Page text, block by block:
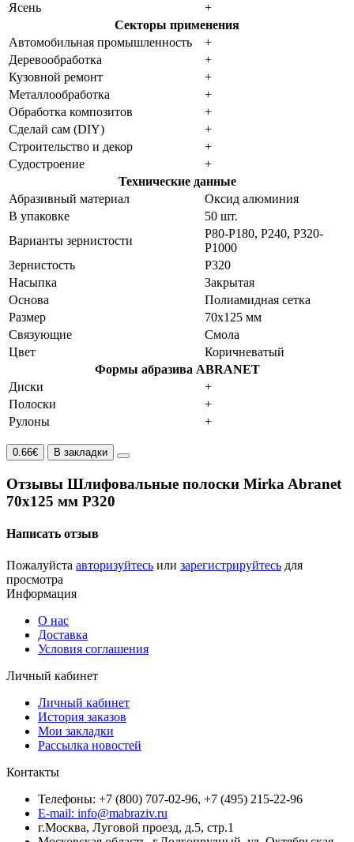
Ясень
+
Секторы применения
Автомобильная промышленность
+
Деревообработка
+
Кузовной ремонт
+
Металлообработка
+
Обработка композитов
+
Сделай сам (DIY)
+
Строительство и декор
+
Судостроение
+
Технические данные
Абразивный материал
Оксид алюминия
В упаковке
50 шт.
Варианты зернистости
P80-P180, P240, P320-
P1000
Зернистость
P320
Насыпка
Закрытая
Основа
Полиамидная сетка
Размер
70x125 мм
Связующие
Смола
Цвет
Коричневатый
Формы абразива ABRANET
Диски
+
Полоски
+
Рулоны
+
0.66€ В закладки
Отзывы Шлифовальные полоски Mirka Abranet
70х125 мм P320
Написать отзыв
Пожалуйста авторизуйтесь или зарегистрируйтесь для
просмотра
Информация
О нас
Доставка
Условия соглашения
Личный кабинет
Личный кабинет
История заказов
Мои закладки
Рассылка новостей
Контакты
Телефоны: +7 (800) 707-02-96, +7 (495) 215-22-96
E-mail: info@mabraziv.ru
г.Москва, Луговой проезд, д.5, стр.1